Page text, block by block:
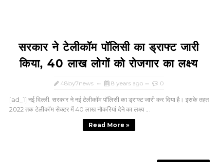
सरकार ने टेलीकॉम पॉलिसी का ड्राफ्ट जारी
किया, 40 लाख लोगों को रोजगार का लक्ष्य
48by7news 8 years ago 0
[ad_1] नई दिल्ली. सरकार ने नई टेलीकॉम पॉलिसी का ड्राफ्ट जारी कर दिया है। इसके तहत
2022 तक टेलीकॉम सेक्टर में 40 लाख नौकरियां देने का लक्ष्य ...
Read More »